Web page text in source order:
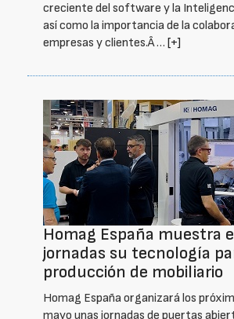
creciente del software y la
así como la importancia de la
empresas y clientes.Â … [+]
Homag España muestra
jornadas su tecnología
producción de mobiliario
Homag España organizará los
mayo unas jornadas de puertas